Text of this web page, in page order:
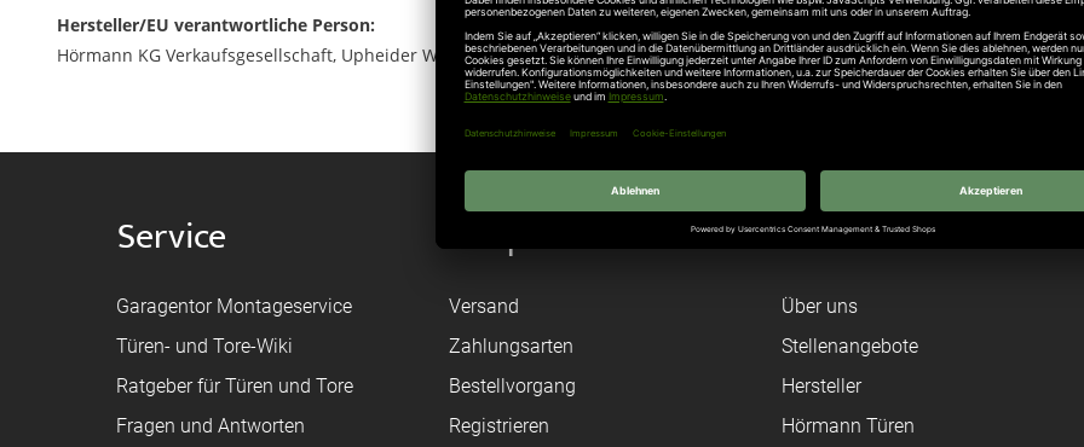
Hersteller/EU verantwortliche Person:
Hörmann KG Verkaufsgesellschaft, Upheider Weg 94-98, 33803 Steinhagen, Telefon: 05204915100, info@hoermann.de
Service
Garagentor Montageservice
Türen- und Tore-Wiki
Ratgeber für Türen und Tore
Fragen und Antworten
Shop
Versand
Zahlungsarten
Bestellvorgang
Registrieren
Unternehmen
Über uns
Stellenangebote
Hersteller
Hörmann Türen